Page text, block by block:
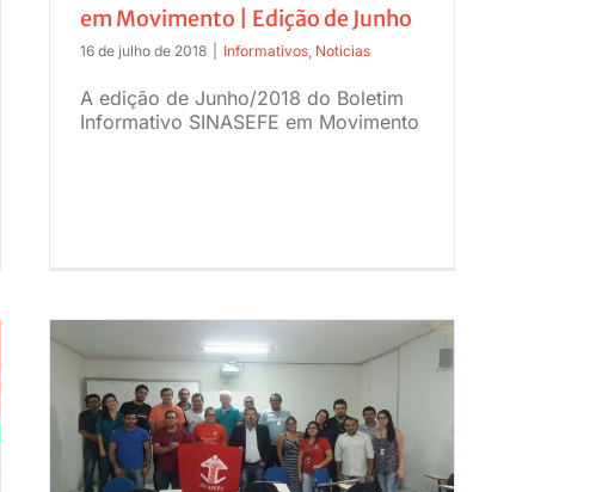
em Movimento | Edição de Junho
16 de julho de 2018 Informativos, Noticias
A edição de Junho/2018 do Boletim
Informativo SINASEFE em Movimento